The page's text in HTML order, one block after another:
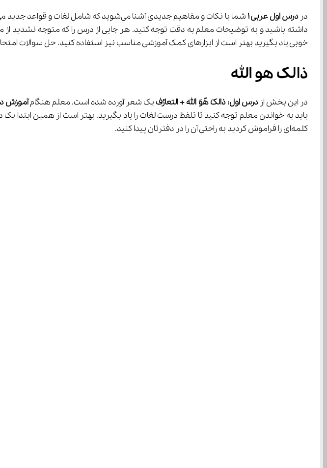
در درس اول عربی ۱
خوبی یاد بگیرید بهتر است از ابزارهای کمک آموزشی مناسب نیز استفاده کنید. حل سوالات امتحانی سال‌های قبل هم می‌تواند برای موفقیت در درس عربی
ذالک هو الله
در این بخش از درس اول: ذالکَ هًوَ الله + التعارُف یک شعر آورده شده است. معلم هنگام آموزش
کلمه‌ای را فراموش کردید به راحتی آن را در دفترتان پیدا کنید.